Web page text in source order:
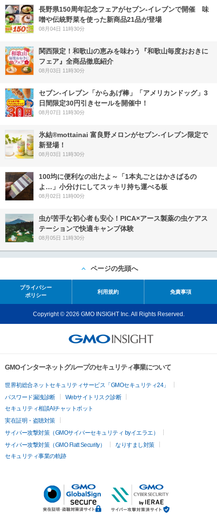
長野県150周年記念フェアがセブン-イレブンで開催 味
噌や伝統野菜を使った新商品21品が登場
08月04日 11時30分
関西限定！和歌山の恵みを味わう『和歌山毎度おおきに
フェア』全商品徹底紹介
08月03日 11時30分
セブン‐イレブン「からあげ棒」「アメリカンドッグ」3
日間限定30円引きセールを開催中！
08月07日 11時30分
氷結®mottainai 富良野メロンがセブン‐イレブン限定で
新登場！
08月03日 11時30分
100均に便利なの出たよ～「1本丸ごとはかさばるの
よ…」小分けにしてスッキリ持ち運べる板
08月02日 11時00分
虫が苦手な初心者も安心！PICA×アース製薬の虫ケアス
テーションで快適キャンプ体験
08月05日 11時30分
ページの先頭へ
プライバシー
ポリシー
利用規約 免責事項
Copyright © 2026 GMO INSIGHT Inc. All Rights Reserved.
GMOインターネットグループのセキュリティ事業について
世界初総合ネットセキュリティサービス「GMOセキュリティ24」
パスワード漏洩診断
Webサイトリスク診断
セキュリティ相談AIチャットボット
実在証明・盗聴対策
サイバー攻撃対策（GMOサイバーセキュリティ byイエラエ）
サイバー攻撃対策（GMO Flatt Security）
なりすまし対策
セキュリティ事業の軌跡